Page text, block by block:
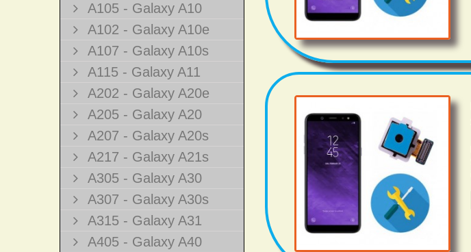
A105 - Galaxy A10
A102 - Galaxy A10e
A107 - Galaxy A10s
A115 - Galaxy A11
A202 - Galaxy A20e
A205 - Galaxy A20
A207 - Galaxy A20s
A217 - Galaxy A21s
A305 - Galaxy A30
A307 - Galaxy A30s
A315 - Galaxy A31
A405 - Galaxy A40